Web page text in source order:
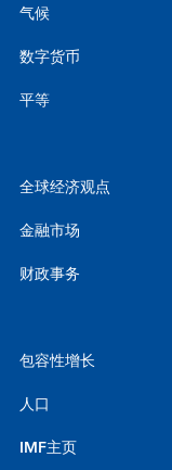
气候
数字货币
平等
全球经济观点
金融市场
财政事务
包容性增长
人口
IMF主页